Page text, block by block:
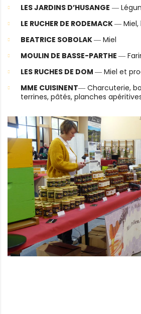
LES JARDINS D’HUSANGE ―
LE RUCHER DE RODEMACK― Miel,
BEATRICE SOBOLAK― Miel
MOULIN DE BASSE-PARTHE ―
LES RUCHES DE DOM ― Miel et
MME CUISINENT― Charcuterie,
terrines, pâtés, planches